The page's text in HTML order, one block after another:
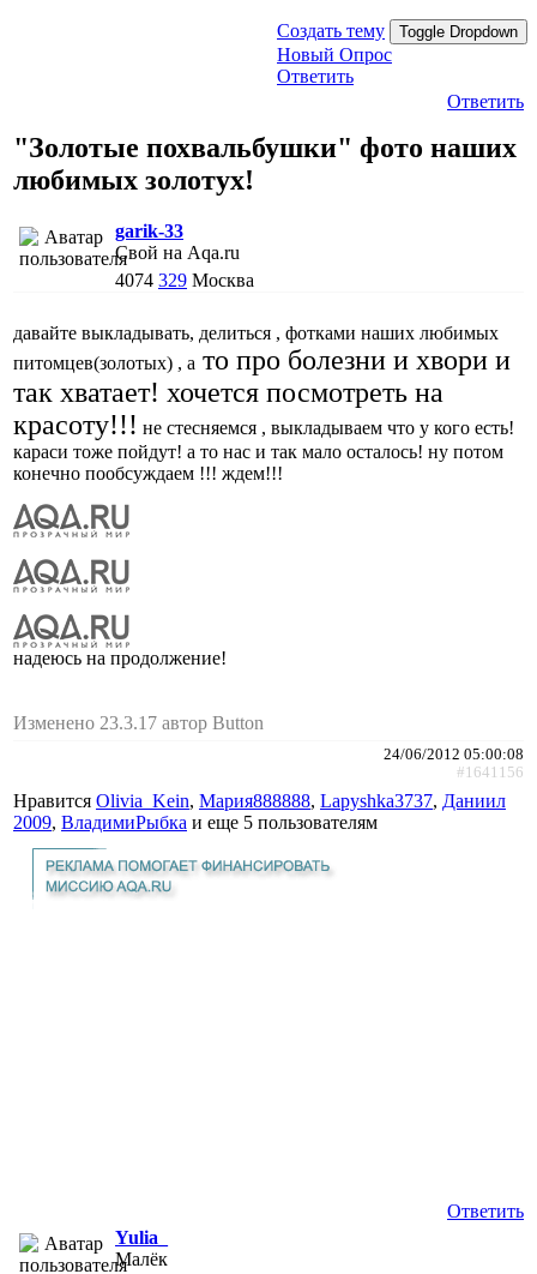
Создать тему Toggle Dropdown
Новый Опрос
Ответить
Ответить
"Золотые похвальбушки" фото наших
любимых золотух!
garik-33
Свой на Aqa.ru
4074 329 Москва
давайте выкладывать, делиться , фотками наших любимых
питомцев(золотых) , а то про болезни и хвори и
так хватает! хочется посмотреть на
красоту!!! не стесняемся , выкладываем что у кого есть!
караси тоже пойдут! а то нас и так мало осталось! ну потом
конечно пообсуждаем !!! ждем!!!
надеюсь на продолжение!
Изменено 23.3.17 автор Button
24/06/2012 05:00:08
#1641156
Нравится Olivia_Kein, Мария888888, Lapyshka3737, Даниил
2009, ВладимиРыбка и еще 5 пользователям
Ответить
Yulia_
Малёк